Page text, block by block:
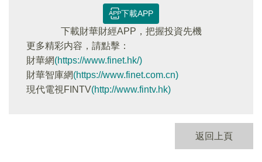
下載APP
下載財華財經APP，把握投資先機
更多精彩内容，請點擊：
財華網(https://www.finet.hk/)
財華智庫網(https://www.finet.com.cn)
現代電視FINTV(http://www.fintv.hk)
返回上頁